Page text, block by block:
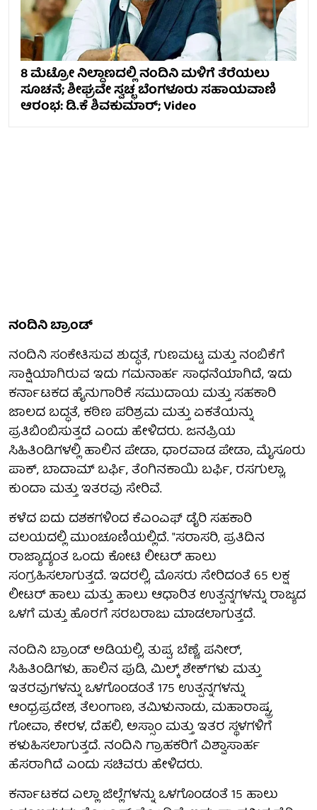
8 ಮೆಟ್ರೋ ನಿಲ್ದಾಣದಲ್ಲಿ ನಂದಿನಿ ಮಳಿಗೆ ತೆರೆಯಲು
ಸೂಚನೆ; ಶೀಘ್ರವೇ ಸ್ವಚ್ಛ ಬೆಂಗಳೂರು ಸಹಾಯವಾಣಿ
ಆರಂಭ: ಡಿ.ಕೆ ಶಿವಕುಮಾರ್; Video
ನಂದಿನಿ ಬ್ರಾಂಡ್
ನಂದಿನಿ ಸಂಕೇತಿಸುವ ಶುದ್ಧತೆ, ಗುಣಮಟ್ಟ ಮತ್ತು ನಂಬಿಕೆಗೆ
ಸಾಕ್ಷಿಯಾಗಿರುವ ಇದು ಗಮನಾರ್ಹ ಸಾಧನೆಯಾಗಿದೆ, ಇದು
ಕರ್ನಾಟಕದ ಹೈನುಗಾರಿಕೆ ಸಮುದಾಯ ಮತ್ತು ಸಹಕಾರಿ
ಜಾಲದ ಬದ್ಧತೆ, ಕಠಿಣ ಪರಿಶ್ರಮ ಮತ್ತು ಏಕತೆಯನ್ನು
ಪ್ರತಿಬಿಂಬಿಸುತ್ತದೆ ಎಂದು ಹೇಳಿದರು. ಜನಪ್ರಿಯ
ಸಿಹಿತಿಂಡಿಗಳಲ್ಲಿ ಹಾಲಿನ ಪೇಡಾ, ಧಾರವಾಡ ಪೇಡಾ, ಮೈಸೂರು
ಪಾಕ್, ಬಾದಾಮ್ ಬರ್ಫಿ, ತೆಂಗಿನಕಾಯಿ ಬರ್ಫಿ, ರಸಗುಲ್ಲಾ,
ಕುಂದಾ ಮತ್ತು ಇತರವು ಸೇರಿವೆ.
ಕಳೆದ ಐದು ದಶಕಗಳಿಂದ ಕೆಎಂಎಫ್ ಡೈರಿ ಸಹಕಾರಿ
ವಲಯದಲ್ಲಿ ಮುಂಚೂಣಿಯಲ್ಲಿದೆ. "ಸರಾಸರಿ, ಪ್ರತಿದಿನ
ರಾಜ್ಯಾದ್ಯಂತ ಒಂದು ಕೋಟಿ ಲೀಟರ್ ಹಾಲು
ಸಂಗ್ರಹಿಸಲಾಗುತ್ತದೆ. ಇದರಲ್ಲಿ, ಮೊಸರು ಸೇರಿದಂತೆ 65 ಲಕ್ಷ
ಲೀಟರ್ ಹಾಲು ಮತ್ತು ಹಾಲು ಆಧಾರಿತ ಉತ್ಪನ್ನಗಳನ್ನು ರಾಜ್ಯದ
ಒಳಗೆ ಮತ್ತು ಹೊರಗೆ ಸರಬರಾಜು ಮಾಡಲಾಗುತ್ತದೆ.
ನಂದಿನಿ ಬ್ರಾಂಡ್ ಅಡಿಯಲ್ಲಿ, ತುಪ್ಪ, ಬೆಣ್ಣೆ, ಪನೀರ್,
ಸಿಹಿತಿಂಡಿಗಳು, ಹಾಲಿನ ಪುಡಿ, ಮಿಲ್ಕ್ ಶೇಕ್‌ಗಳು ಮತ್ತು
ಇತರವುಗಳನ್ನು ಒಳಗೊಂಡಂತೆ 175 ಉತ್ಪನ್ನಗಳನ್ನು
ಆಂಧ್ರಪ್ರದೇಶ, ತೆಲಂಗಾಣ, ತಮಿಳುನಾಡು, ಮಹಾರಾಷ್ಟ್ರ,
ಗೋವಾ, ಕೇರಳ, ದೆಹಲಿ, ಅಸ್ಸಾಂ ಮತ್ತು ಇತರ ಸ್ಥಳಗಳಿಗೆ
ಕಳುಹಿಸಲಾಗುತ್ತದೆ. ನಂದಿನಿ ಗ್ರಾಹಕರಿಗೆ ವಿಶ್ವಾಸಾರ್ಹ
ಹೆಸರಾಗಿದೆ ಎಂದು ಸಚಿವರು ಹೇಳಿದರು.
ಕರ್ನಾಟಕದ ಎಲ್ಲಾ ಜಿಲ್ಲೆಗಳನ್ನು ಒಳಗೊಂಡಂತೆ 15 ಹಾಲು